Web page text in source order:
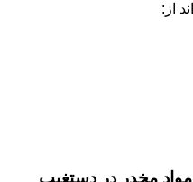
از:
مخدر در دستغیب